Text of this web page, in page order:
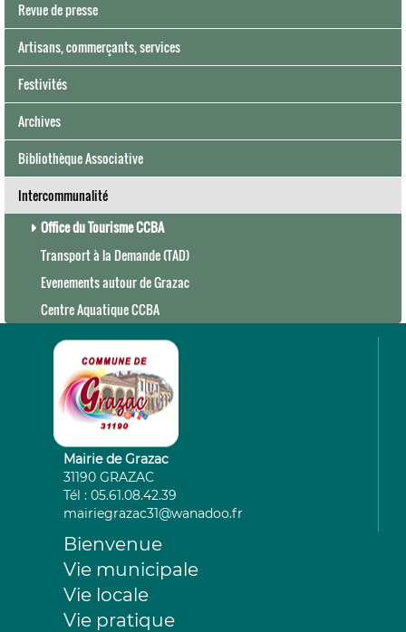
Revue de presse
Artisans, commerçants, services
Festivités
Archives
Bibliothèque Associative
Intercommunalité
Office du Tourisme CCBA
Transport à la Demande (TAD)
Evenements autour de Grazac
Centre Aquatique CCBA
Mairie de Grazac
31190 GRAZAC
Tél : 05.61.08.42.39
mairiegrazac31@wanadoo.fr
Bienvenue
Vie municipale
Vie locale
Vie pratique